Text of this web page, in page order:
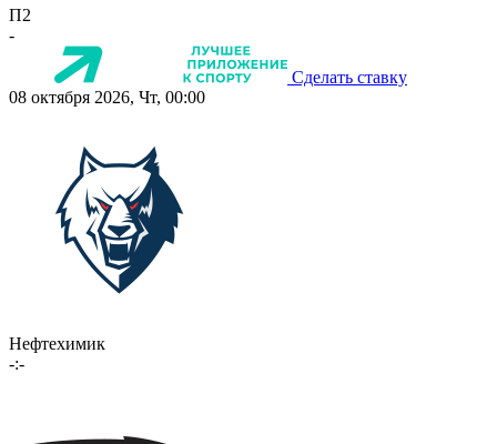
П2
-
Сделать ставку
08 октября 2026, Чт, 00:00
Нефтехимик
-:-